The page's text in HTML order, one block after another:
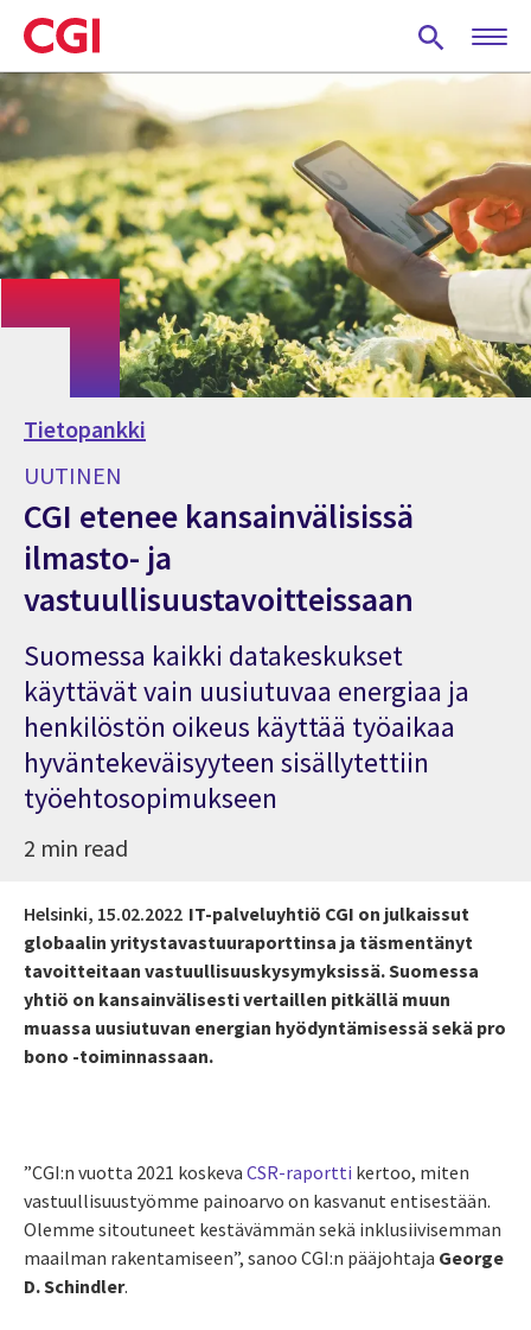
Skip
to
main
content
Tietopankki
UUTINEN
CGI etenee kansainvälisissä
ilmasto- ja
vastuullisuustavoitteissaan
Suomessa kaikki datakeskukset
käyttävät vain uusiutuvaa energiaa ja
henkilöstön oikeus käyttää työaikaa
hyväntekeväisyyteen sisällytettiin
työehtosopimukseen
2 min read
Helsinki, 15.02.2022 IT-palveluyhtiö CGI on julkaissut
globaalin yritystavastuuraporttinsa ja täsmentänyt
tavoitteitaan vastuullisuuskysymyksissä. Suomessa
yhtiö on kansainvälisesti vertaillen pitkällä muun
muassa uusiutuvan energian hyödyntämisessä sekä pro
bono -toiminnassaan.
”CGI:n vuotta 2021 koskeva CSR-raportti kertoo, miten
vastuullisuustyömme painoarvo on kasvanut entisestään.
Olemme sitoutuneet kestävämmän sekä inklusiivisemman
maailman rakentamiseen”, sanoo CGI:n pääjohtaja George
D. Schindler.